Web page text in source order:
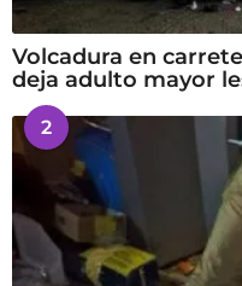
Volcadura en
deja adulto mayor
2